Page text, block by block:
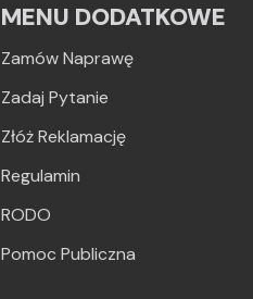
MENU DODATKOWE
Zamów Naprawę
Zadaj Pytanie
Złóż Reklamację
Regulamin
RODO
Pomoc Publiczna